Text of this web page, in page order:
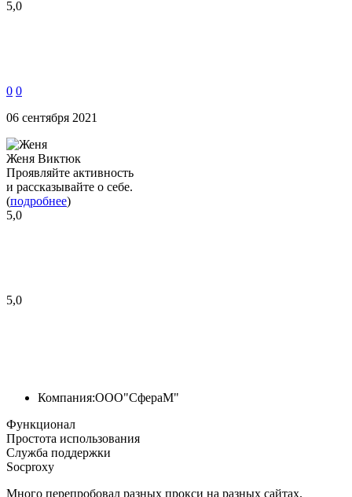
5,0
0 0
06 сентября 2021
Женя Виктюк
Проявляйте активность
и рассказывайте о себе.
(подробнее)
5,0
5,0
Компания:ООО"СфераМ"
Функционал
Простота использования
Служба поддержки
Socproxy
Много перепробовал разных прокси на разных сайтах.